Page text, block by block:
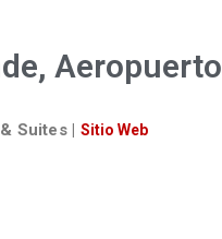
Aeropuerto
Suites | Sitio Web